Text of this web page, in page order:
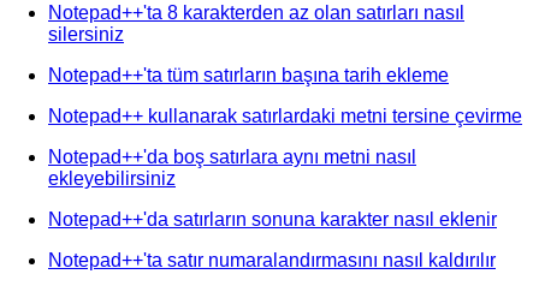
Notepad++'ta 8 karakterden az olan satırları nasıl
silersiniz
Notepad++'ta tüm satırların başına tarih ekleme
Notepad++ kullanarak satırlardaki metni tersine çevirme
Notepad++'da boş satırlara aynı metni nasıl
ekleyebilirsiniz
Notepad++'da satırların sonuna karakter nasıl eklenir
Notepad++'ta satır numaralandırmasını nasıl kaldırılır